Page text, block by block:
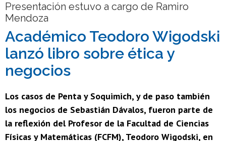
Académicas/os
Funcionarias/os
Egresadas/os
Presentación estuvo a cargo de Ramiro
Mendoza
Académico Teodoro Wigodski
lanzó libro sobre ética y
negocios
Los casos de Penta y Soquimich, y de paso también
los negocios de Sebastián Dávalos, fueron parte de
la reflexión del Profesor de la Facultad de Ciencias
Físicas y Matemáticas (FCFM), Teodoro Wigodski, en